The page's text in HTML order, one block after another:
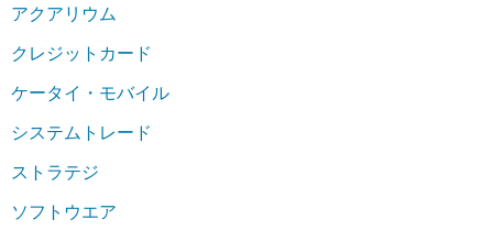
アクアリウム
クレジットカード
ケータイ・モバイル
システムトレード
ストラテジ
ソフトウエア